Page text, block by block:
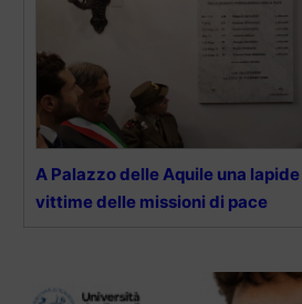
A Palazzo delle Aquile una
vittime delle missioni di pace